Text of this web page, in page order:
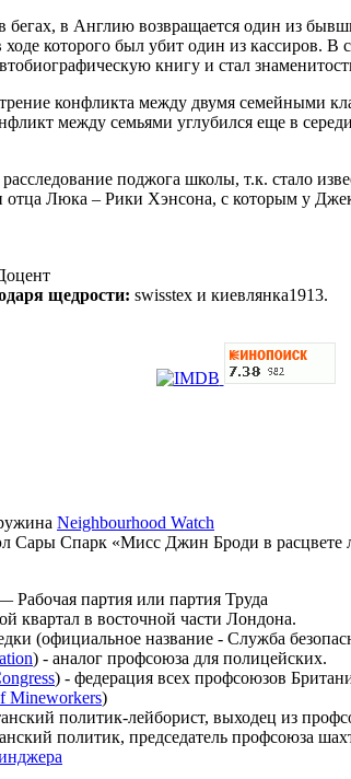
бегах, в Англию возвращается один из
которого был убит один из кассиров. В
книгу и стал
конфликта между двумя семейными
между семьями углубился еще в
поджога школы, т.к. стало
Люка – Рики Хэнсона, с которым у
щедрости: swisstex и киевлянка1913.
Neighbourhood Watch
Сары Спарк «Мисс Джин Броди в расцвете
Рабочая партия или партия Труда
квартал в восточной части Лондона.
(официальное название - Служба
) - аналог профсоюза для полицейских.
) - федерация всех профсоюзов
Mineworkers)
политик-лейборист, выходец из
политик, председатель профсоюза